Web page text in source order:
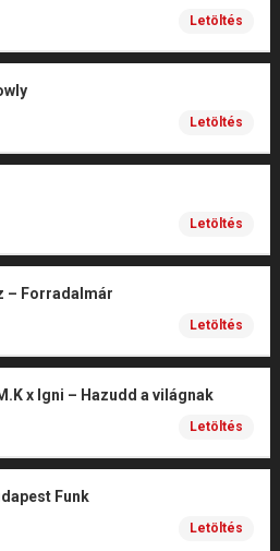
Letöltés
Letöltés
Letöltés
– Forradalmár
Letöltés
x Igni – Hazudd a világnak
Letöltés
Funk
Letöltés